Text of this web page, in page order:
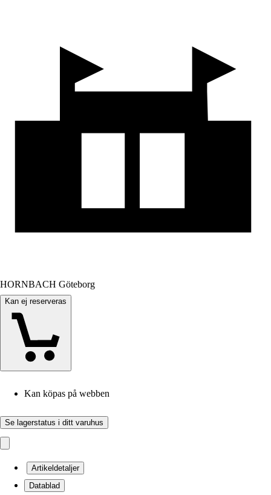
HORNBACH Göteborg
Kan ej reserveras
Kan köpas på webben
Se lagerstatus i ditt varuhus
Artikeldetaljer
Datablad